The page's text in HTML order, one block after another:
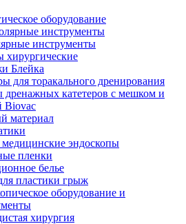
оборудование
инструменты
инструменты
хирургические
Блейка
для торакального дренирования
дренажных катетеров с мешком и
Biovac
материал
эндоскопы
пленки
белье
пластики грыж
оборудование и
хирургия